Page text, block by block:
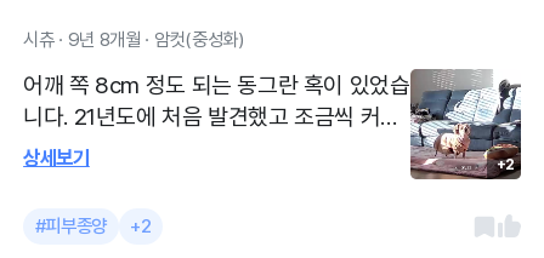
눈에 보이는 전이는 보이지 않았고 혈액검
사 양호하여 마취 후 조영ct를 진행했어요.
석촌역과 잠실역 중간에 위치해있고, 송파
갔는데 건물 뒷편이 모두 주차자리라 편했
장님께 진료받았는데 치료방향부터 방법까
시츄 · 9년 8개월 · 암컷(중성화)
어깨 쪽 8cm 정도 되는 동그란 혹이 있었습
니다. 21년도에 처음 발견했고 조금씩 커지
는거 같은 느낌이 들었고 사진으로만 봐도 1
는 세포검사 진행했고, 지방종처럼 보이지
만 사이즈가 워낙 커서 CT 촬영 진행, CT촬
상세보기 +2
#피부종양 +2